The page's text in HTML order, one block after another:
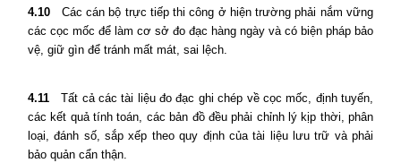
4.10
Các cán bộ trực tiếp thi công ở hiện trường phải nắm vững
các cọc mốc để làm cơ sở đo đạc hàng ngày và có biện pháp bảo
vệ, giữ gìn để tránh mất mát, sai lệch.
4.11
Tất cả các tài liệu đo đạc ghi chép về cọc mốc, định tuyến,
các kết quả tính toán, các bản đồ đều phải chỉnh lý kịp thời, phân
loại, đánh số, sắp xếp theo quy định của tài liệu lưu trữ và phải
bảo quản cẩn thận.